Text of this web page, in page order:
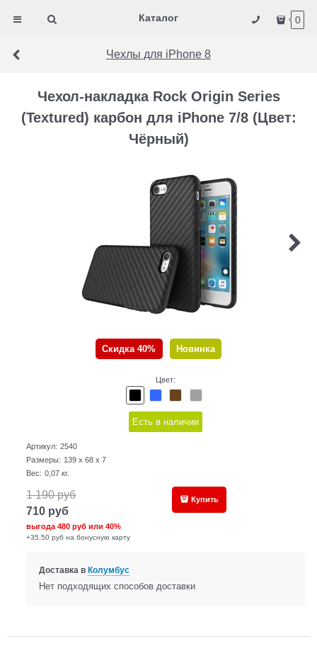
Каталог 0
Чехлы для iPhone 8
Чехол-накладка Rock Origin Series
(Textured) карбон для iPhone 7/8 (Цвет:
Чёрный)
Скидка 40% Новинка
Цвет:
Есть в наличии
Артикул: 2540
Размеры: 139 x 68 x 7
Вес: 0,07 кг.
1 190 руб
710 руб
выгода480 руб или40%
+35,50 руб на бонусную карту
Купить
Доставка в Колумбус
Нет подходящих способов доставки